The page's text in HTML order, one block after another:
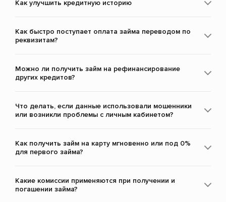
Как улучшить кредитную историю
Как быстро поступает оплата займа переводом по
реквизитам?
Можно ли получить займ на рефинансирование
других кредитов?
Что делать, если данные использовали мошенники
или возникли проблемы с личным кабинетом?
Как получить займ на карту мгновенно или под 0%
для первого займа?
Какие комиссии применяются при получении и
погашении займа?